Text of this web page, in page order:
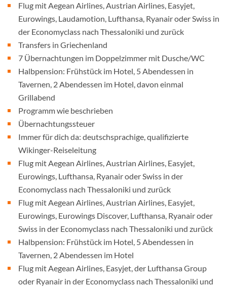
Flug mit Aegean Airlines, Austrian Airlines, Easyjet,
Eurowings, Laudamotion, Lufthansa, Ryanair oder Swiss in
der Economyclass nach Thessaloniki und zurück
Transfers in Griechenland
7 Übernachtungen im Doppelzimmer mit Dusche/WC
Halbpension: Frühstück im Hotel, 5 Abendessen in
Tavernen, 2 Abendessen im Hotel, davon einmal
Grillabend
Programm wie beschrieben
Übernachtungssteuer
Immer für dich da: deutschsprachige, qualifizierte
Wikinger-Reiseleitung
Flug mit Aegean Airlines, Austrian Airlines, Easyjet,
Eurowings, Lufthansa, Ryanair oder Swiss in der
Economyclass nach Thessaloniki und zurück
Flug mit Aegean Airlines, Austrian Airlines, Easyjet,
Eurowings, Eurowings Discover, Lufthansa, Ryanair oder
Swiss in der Economyclass nach Thessaloniki und zurück
Halbpension: Frühstück im Hotel, 5 Abendessen in
Tavernen, 2 Abendessen im Hotel
Flug mit Aegean Airlines, Easyjet, der Lufthansa Group
oder Ryanair in der Economyclass nach Thessaloniki und